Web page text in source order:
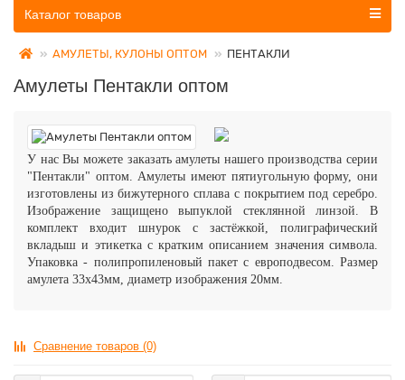
Все категории
Каталог товаров
АМУЛЕТЫ, КУЛОНЫ ОПТОМ ПЕНТАКЛИ
Амулеты Пентакли оптом
У нас Вы можете заказать амулеты нашего производства серии
"Пентакли" оптом. Амулеты имеют пятиугольную форму, они
изготовлены из бижутерного сплава с покрытием под серебро.
Изображение защищено выпуклой стеклянной линзой. В
комплект входит шнурок с застёжкой, полиграфический
вкладыш и этикетка с кратким описанием значения символа.
Упаковка - полипропиленовый пакет с европодвесом. Размер
амулета 33х43мм, диаметр изображения 20мм.
Сравнение товаров (0)